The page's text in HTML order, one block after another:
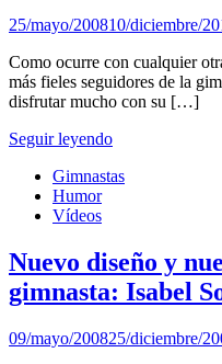
25/mayo/200810/diciembre/
Como ocurre con cualquier
más fieles seguidores de la
disfrutar mucho con su […]
Seguir leyendo
Gimnastas
Humor
Vídeos
Nuevo diseño y
gimnasta: Isabel
09/mayo/200825/diciembre/